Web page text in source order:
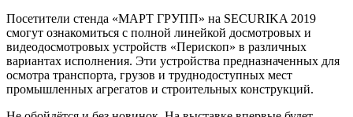
Посетители стенда «МАРТ ГРУПП» на SECURIKA 2019
смогут ознакомиться с полной линейкой досмотровых и
видеодосмотровых устройств «Перископ» в различных
вариантах исполнения. Эти устройства предназначенных для
осмотра транспорта, грузов и труднодоступных мест
промышленных агрегатов и строительных конструкций.